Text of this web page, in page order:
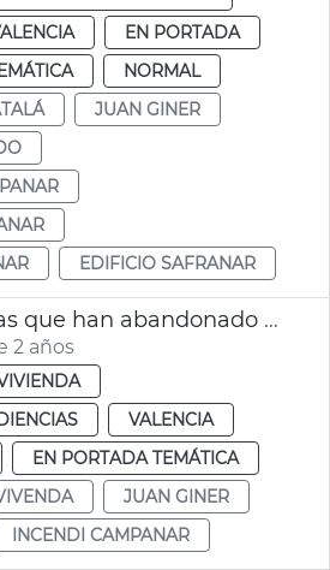
EN PORTADA
NORMAL
JUAN GINER
EDIFICIO SAFRANAR
Realojo familias que han abandonado el edificio de Safranar
2 años
VALENCIA
EN PORTADA TEMÁTICA
JUAN GINER
INCENDI CAMPANAR